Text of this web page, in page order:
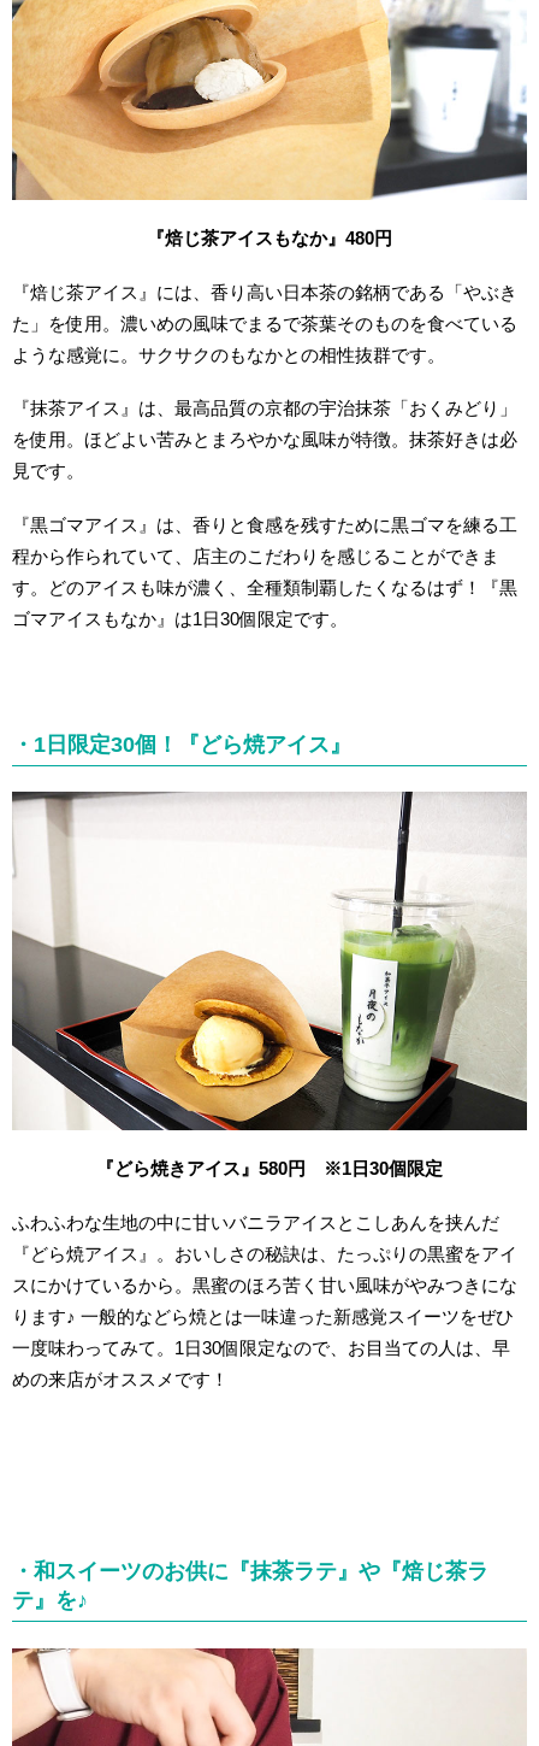
『焙じ茶アイスもなか』480円
『焙じ茶アイス』には、香り高い日本茶の銘柄である「やぶき
た」を使用。濃いめの風味でまるで茶葉そのものを食べている
ような感覚に。サクサクのもなかとの相性抜群です。
『抹茶アイス』は、最高品質の京都の宇治抹茶「おくみどり」
を使用。ほどよい苦みとまろやかな風味が特徴。抹茶好きは必
見です。
『黒ゴマアイス』は、香りと食感を残すために黒ゴマを練る工
程から作られていて、店主のこだわりを感じることができま
す。どのアイスも味が濃く、全種類制覇したくなるはず！『黒
ゴマアイスもなか』は1日30個限定です。
・1日限定30個！『どら焼アイス』
『どら焼きアイス』580円 ※1日30個限定
ふわふわな生地の中に甘いバニラアイスとこしあんを挟んだ
『どら焼アイス』。おいしさの秘訣は、たっぷりの黒蜜をアイ
スにかけているから。黒蜜のほろ苦く甘い風味がやみつきにな
ります♪ 一般的などら焼とは一味違った新感覚スイーツをぜひ
一度味わってみて。1日30個限定なので、お目当ての人は、早
めの来店がオススメです！
・和スイーツのお供に『抹茶ラテ』や『焙じ茶ラ
テ』を♪